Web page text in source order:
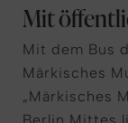
Mit
Mit dem Bus
Märkisches
„Märkisches